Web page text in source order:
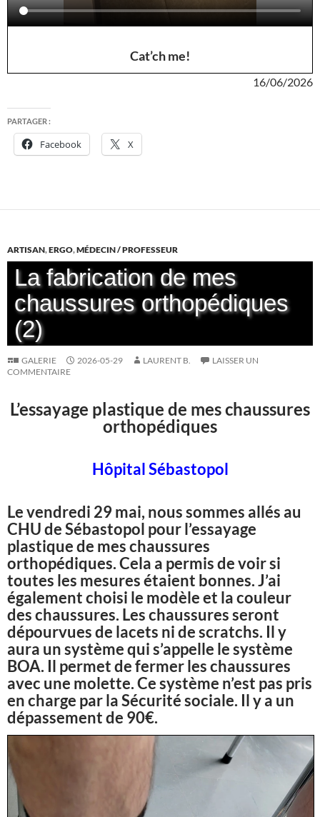
Cat’ch me!
16/06/2026
PARTAGER :
Facebook X
ARTISAN,ERGO,MÉDECIN / PROFESSEUR
La fabrication de mes
chaussures orthopédiques
(2)
GALERIE 2026-05-29 LAURENT B.
LAISSER UN
COMMENTAIRE
L’essayage plastique de mes chaussures
orthopédiques
Hôpital Sébastopol
Le vendredi 29 mai, nous sommes allés au
CHU de Sébastopol pour l’essayage
plastique de mes chaussures
orthopédiques. Cela a permis de voir si
toutes les mesures étaient bonnes. J’ai
également choisi le modèle et la couleur
des chaussures. Les chaussures seront
dépourvues de lacets ni de scratchs. Il y
aura un système qui s’appelle le système
BOA. Il permet de fermer les chaussures
avec une molette. Ce système n’est pas pris
en charge par la Sécurité sociale. Il y a un
dépassement de 90€.